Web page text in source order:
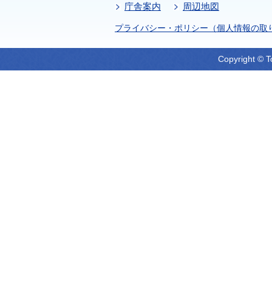
庁舎案内
周辺地図
プライバシー・ポリシー（個人情報の取
Copyright ©